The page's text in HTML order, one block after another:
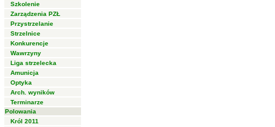
Szkolenie
Zarządzenia PZŁ
Przystrzelanie
Strzelnice
Konkurencje
Wawrzyny
Liga strzelecka
Amunicja
Optyka
Arch. wyników
Terminarze
Polowania
Król 2011